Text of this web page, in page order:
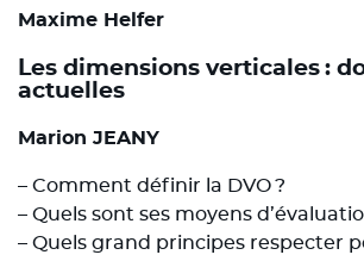
Maxime Helfer
Les dimensions verticales :
actuelles
Marion JEANY
– Comment définir la DVO ?
– Quels sont ses moyens
– Quels grand principes respecter